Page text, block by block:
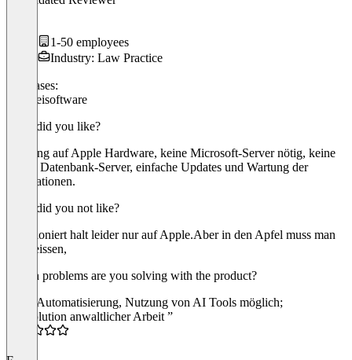
1-50 employees
Industry: Law Practice
Use cases:
Kanzleisoftware
What did you like?
Nutzung auf Apple Hardware, keine Microsoft-Server nötig, keine
teuren Datenbank-Server, einfache Updates und Wartung der
Installationen.
What did you not like?
Funktioniert halt leider nur auf Apple.Aber in den Apfel muss man
halt beissen,
Which problems are you solving with the product?
Hohe Automatisierung, Nutzung von AI Tools möglich;
“Revolution anwaltlicher Arbeit ”